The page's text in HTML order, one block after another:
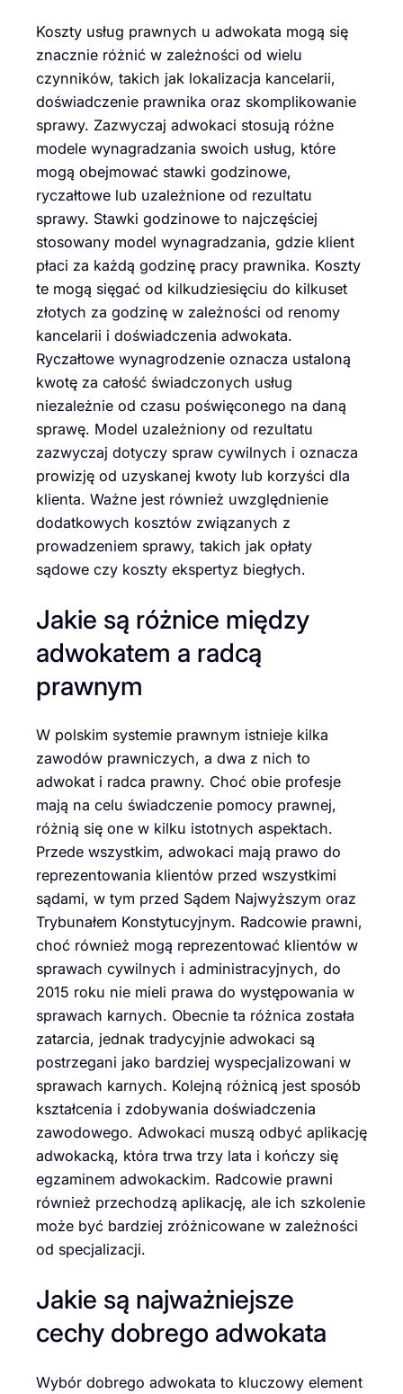
Koszty usług prawnych u adwokata mogą się
znacznie różnić w zależności od wielu
czynników, takich jak lokalizacja kancelarii,
doświadczenie prawnika oraz skomplikowanie
sprawy. Zazwyczaj adwokaci stosują różne
modele wynagradzania swoich usług, które
mogą obejmować stawki godzinowe,
ryczałtowe lub uzależnione od rezultatu
sprawy. Stawki godzinowe to najczęściej
stosowany model wynagradzania, gdzie klient
płaci za każdą godzinę pracy prawnika. Koszty
te mogą sięgać od kilkudziesięciu do kilkuset
złotych za godzinę w zależności od renomy
kancelarii i doświadczenia adwokata.
Ryczałtowe wynagrodzenie oznacza ustaloną
kwotę za całość świadczonych usług
niezależnie od czasu poświęconego na daną
sprawę. Model uzależniony od rezultatu
zazwyczaj dotyczy spraw cywilnych i oznacza
prowizję od uzyskanej kwoty lub korzyści dla
klienta. Ważne jest również uwzględnienie
dodatkowych kosztów związanych z
prowadzeniem sprawy, takich jak opłaty
sądowe czy koszty ekspertyz biegłych.
Jakie są różnice między
adwokatem a radcą
prawnym
W polskim systemie prawnym istnieje kilka
zawodów prawniczych, a dwa z nich to
adwokat i radca prawny. Choć obie profesje
mają na celu świadczenie pomocy prawnej,
różnią się one w kilku istotnych aspektach.
Przede wszystkim, adwokaci mają prawo do
reprezentowania klientów przed wszystkimi
sądami, w tym przed Sądem Najwyższym oraz
Trybunałem Konstytucyjnym. Radcowie prawni,
choć również mogą reprezentować klientów w
sprawach cywilnych i administracyjnych, do
2015 roku nie mieli prawa do występowania w
sprawach karnych. Obecnie ta różnica została
zatarcia, jednak tradycyjnie adwokaci są
postrzegani jako bardziej wyspecjalizowani w
sprawach karnych. Kolejną różnicą jest sposób
kształcenia i zdobywania doświadczenia
zawodowego. Adwokaci muszą odbyć aplikację
adwokacką, która trwa trzy lata i kończy się
egzaminem adwokackim. Radcowie prawni
również przechodzą aplikację, ale ich szkolenie
może być bardziej zróżnicowane w zależności
od specjalizacji.
Jakie są najważniejsze
cechy dobrego adwokata
Wybór dobrego adwokata to kluczowy element